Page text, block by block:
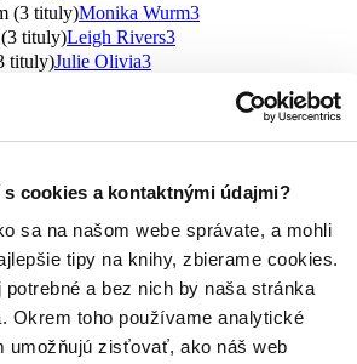
cookies a kontaktnými údajmi?
sa na našom webe správate, a mohli
tipy na knihy, zbierame cookies.
potrebné a bez nich by naša stránka
Okrem toho používame analytické
umožňujú zisťovať, ako náš web
(3 tituly)Monika Wurm3
tituly)Leigh Rivers3
tituly)Julie Olivia3
(2 tituly)
(2 tituly)
Jodi Ellen Malpas2
tituly)
(2 tituly)Stephanie Garber2
(2 tituly) Estelle Maskame2
tituly)
Emily Henry2
(2 tituly)
Ellen Jodi Malpas
L.J. Shen 2
tituly)Lynette Noni2